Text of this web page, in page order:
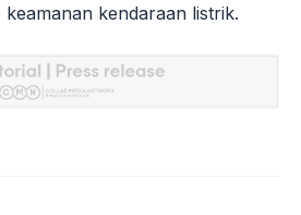
kendaraan listrik.